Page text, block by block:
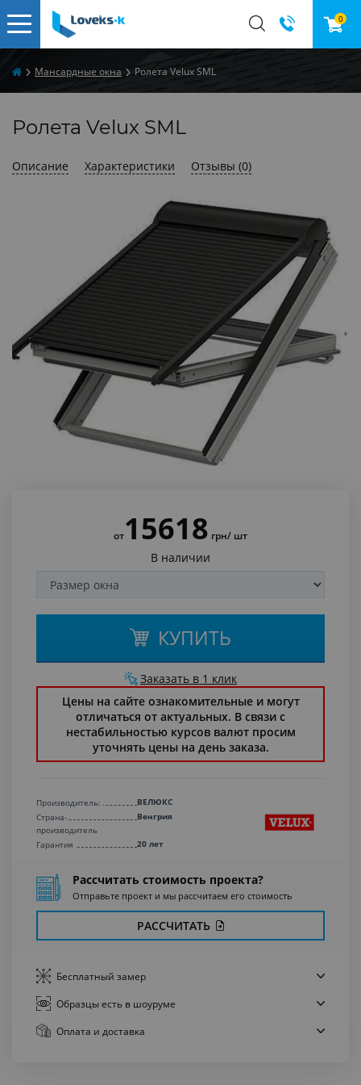
0
Мансардные окна Ролета Velux SML
Ролета Velux SML
Описание Характеристики Отзывы (0)
от15618 грн/ шт
В наличии
КУПИТЬ
Заказать в 1 клик
Цены на сайте ознакомительные и могут
отличаться от актуальных. В связи с
нестабильностью курсов валют просим
уточнять цены на день заказа.
Производитель:
ВЕЛЮКС
Страна-
производитель
Венгрия
Гарантия 20 лет
Рассчитать стоимость проекта?
Отправьте проект и мы рассчитаем его стоимость
РАССЧИТАТЬ
Бесплатный замер
Образцы есть в шоуруме
Оплата и доставка